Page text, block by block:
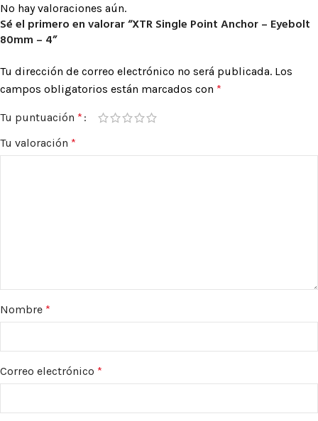
No hay valoraciones aún.
Sé el primero en valorar “XTR Single Point Anchor – Eyebolt
80mm – 4”
Tu dirección de correo electrónico no será publicada. Los
campos obligatorios están marcados con *
Tu puntuación *
Tu valoración *
Nombre *
Correo electrónico *